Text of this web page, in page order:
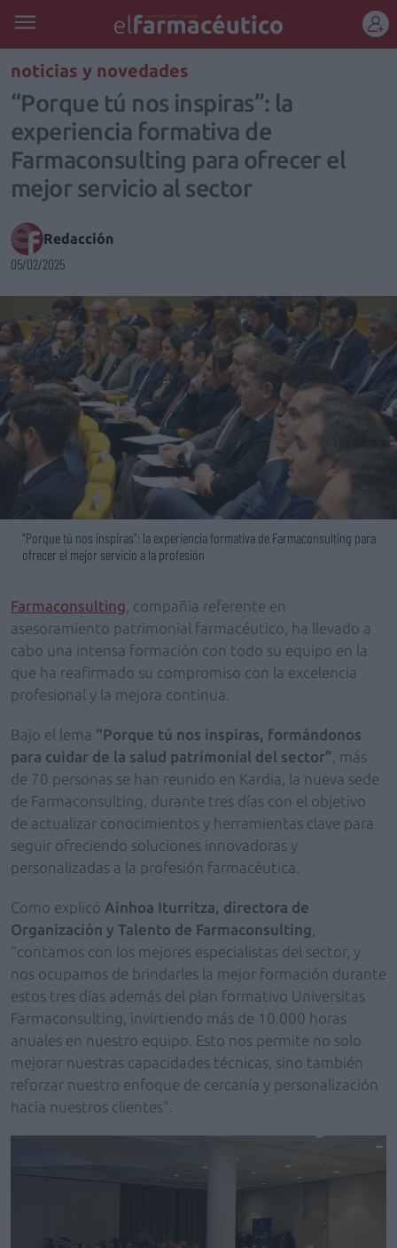
REGÍSTRATE
noticias y novedades
“Porque tú nos inspiras”: la
experiencia formativa de
Farmaconsulting para ofrecer el
mejor servicio al sector
Redacción
05/02/2025
“Porque tú nos inspiras”: la experiencia formativa de Farmaconsulting para
ofrecer el mejor servicio a la profesión
Farmaconsulting , compañia referente en
asesoramiento patrimonial farmacéutico, ha llevado a
cabo una intensa formación con todo su equipo en la
que ha reafirmado su compromiso con la excelencia
profesional y la mejora continua.
Bajo el lema “Porque tú nos inspiras, formándonos
para cuidar de la salud patrimonial del sector” , más
de 70 personas se han reunido en Kardia, la nueva sede
de Farmaconsulting, durante tres días con el objetivo
de actualizar conocimientos y herramientas clave para
seguir ofreciendo soluciones innovadoras y
personalizadas a la profesión farmacéutica.
Como explicó Ainhoa Iturritza, directora de
Organización y Talento de Farmaconsulting
“contamos con los mejores especialistas del sector, y
nos ocupamos de brindarles la mejor formación durante
estos tres días además del plan formativo Universitas
Farmaconsulting, invirtiendo más de 10.000 horas
anuales en nuestro equipo. Esto nos permite no solo
mejorar nuestras capacidades técnicas, sino también
reforzar nuestro enfoque de cercanía y personalización
hacia nuestros clientes”.